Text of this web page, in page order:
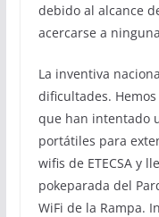
debido al alcance
acercarse a
La inventiva
dificultades.
que han intentado
portátiles para
wifis de ETECSA y
pokeparada del
WiFi de la Rampa.